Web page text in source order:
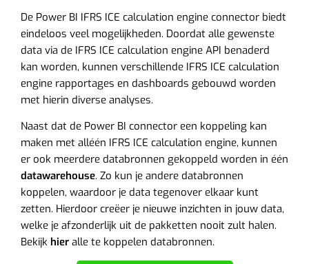
De Power BI IFRS ICE calculation engine connector biedt
eindeloos veel mogelijkheden. Doordat alle gewenste
data via de IFRS ICE calculation engine API benaderd
kan worden, kunnen verschillende IFRS ICE calculation
engine rapportages en dashboards gebouwd worden
met hierin diverse analyses.
Naast dat de Power BI connector een koppeling kan
maken met alléén IFRS ICE calculation engine, kunnen
er ook meerdere databronnen gekoppeld worden in één
datawarehouse. Zo kun je andere databronnen
koppelen, waardoor je data tegenover elkaar kunt
zetten. Hierdoor creëer je nieuwe inzichten in jouw data,
welke je afzonderlijk uit de pakketten nooit zult halen.
Bekijk hier alle te koppelen databronnen.